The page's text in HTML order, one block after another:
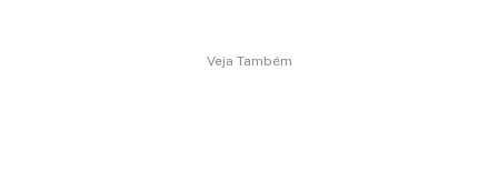
Veja Também